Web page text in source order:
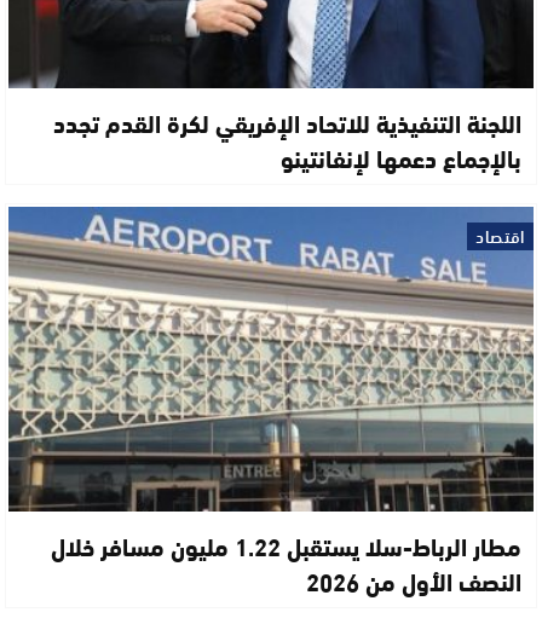
اللجنة التنفيذية للاتحاد الإفريقي لكرة القدم تجدد
بالإجماع دعمها لإنفانتينو
اقتصاد
مطار الرباط-سلا يستقبل 1.22 مليون مسافر خلال
النصف الأول من 2026